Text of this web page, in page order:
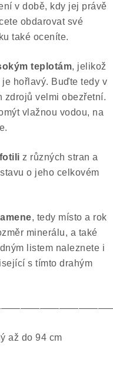
v době, kdy jej právě
obdarovat své
také oceníte.
teplotám, jelikož
hořlavý. Buďte tedy v
zdrojů velmi obezřetní.
vlažnou vodou, na
z různých stran a
o jeho celkovém
, tedy místo a rok
minerálu, a také
listem naleznete i
s tímto drahým
až do 94 cm